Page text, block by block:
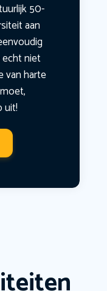
50-
aan
echt niet
van harte
uit!